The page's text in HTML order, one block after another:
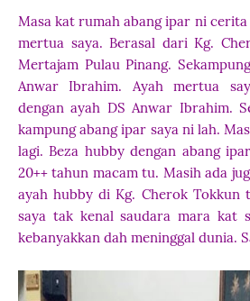
Masa kat rumah abang ipar ni
mertua saya. Berasal dari Kg.
Mertajam Pulau Pinang.
Anwar Ibrahim. Ayah mertua
dengan ayah DS Anwar Ibrahim.
kampung abang ipar saya ni lah.
lagi. Beza hubby dengan abang
20++ tahun macam tu. Masih ada
ayah hubby di Kg. Cherok Tokkun
saya tak kenal saudara mara kat
kebanyakkan dah meninggal dunia.